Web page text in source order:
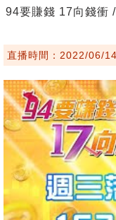
94要賺錢 17向錢衝
直播時間：2022/06/